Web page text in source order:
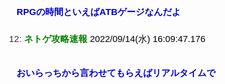
RPGの時間といえばATBゲージなんだよ
12: ネトゲ攻略速報 2022/09/14(水) 16:09:47.176
おいらっちから言わせてもらえばリアルタイムで